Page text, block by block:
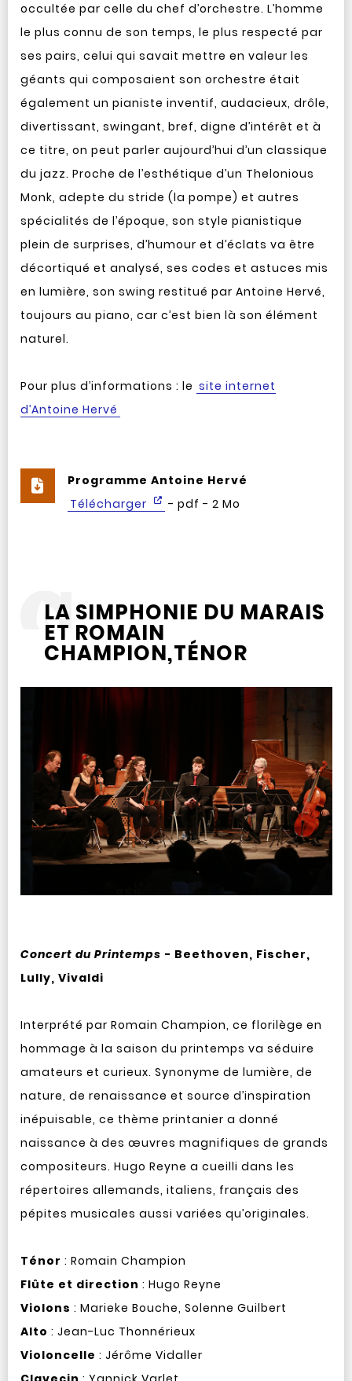
occultée par celle du chef d’orchestre. L’homme
le plus connu de son temps, le plus respecté par
ses pairs, celui qui savait mettre en valeur les
géants qui composaient son orchestre était
également un pianiste inventif, audacieux, drôle,
divertissant, swingant, bref, digne d’intérêt et à
ce titre, on peut parler aujourd’hui d’un classique
du jazz. Proche de l’esthétique d’un Thelonious
Monk, adepte du stride (la pompe) et autres
spécialités de l’époque, son style pianistique
plein de surprises, d’humour et d’éclats va être
décortiqué et analysé, ses codes et astuces mis
en lumière, son swing restitué par Antoine Hervé,
toujours au piano, car c’est bien là son élément
naturel.
Pour plus d’informations : le site internet
d’Antoine Hervé
Programme Antoine Hervé
Télécharger
- pdf - 2 Mo
LA SIMPHONIE DU MARAIS
ET ROMAIN
CHAMPION,TÉNOR
Concert du Printemps - Beethoven, Fischer,
Lully, Vivaldi
Interprété par Romain Champion, ce florilège en
hommage à la saison du printemps va séduire
amateurs et curieux. Synonyme de lumière, de
nature, de renaissance et source d’inspiration
inépuisable, ce thème printanier a donné
naissance à des œuvres magnifiques de grands
compositeurs. Hugo Reyne a cueilli dans les
répertoires allemands, italiens, français des
pépites musicales aussi variées qu’originales.
Ténor : Romain Champion
Flûte et direction : Hugo Reyne
Violons : Marieke Bouche, Solenne Guilbert
Alto : Jean-Luc Thonnérieux
Violoncelle : Jérôme Vidaller